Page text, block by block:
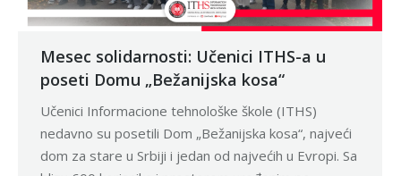
Mesec solidarnosti: Učenici ITHS-a u
poseti Domu „Bežanijska kosa“
Učenici Informacione tehnološke škole (ITHS)
nedavno su posetili Dom „Bežanijska kosa“, najveći
dom za stare u Srbiji i jedan od najvećih u Evropi. Sa